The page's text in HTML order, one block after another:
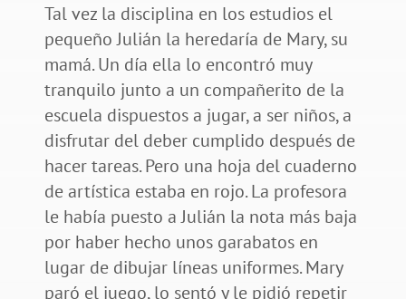
Tal vez la disciplina en los estudios el
pequeño Julián la heredaría de Mary, su
mamá. Un día ella lo encontró muy
tranquilo junto a un compañerito de la
escuela dispuestos a jugar, a ser niños, a
disfrutar del deber cumplido después de
hacer tareas. Pero una hoja del cuaderno
de artística estaba en rojo. La profesora
le había puesto a Julián la nota más baja
por haber hecho unos garabatos en
lugar de dibujar líneas uniformes. Mary
paró el juego, lo sentó y le pidió repetir